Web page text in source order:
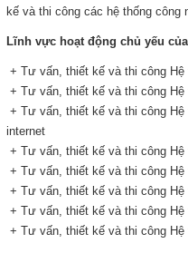
kế và thi công các hệ thống công
Lĩnh vực hoạt động chủ yếu của
+ Tư vấn, thiết kế và thi công
+ Tư vấn, thiết kế và thi công Hệ
+ Tư vấn, thiết kế và thi công Hệ
internet
+ Tư vấn, thiết kế và thi công
+ Tư vấn, thiết kế và thi công Hệ
+ Tư vấn, thiết kế và thi công Hệ
+ Tư vấn, thiết kế và thi công Hệ
+ Tư vấn, thiết kế và thi công